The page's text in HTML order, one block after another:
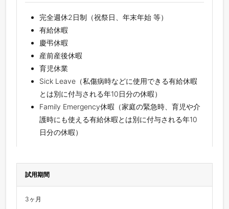
完全週休2日制（祝祭日、年末年始 等）
有給休暇
慶弔休暇
産前産後休暇
育児休業
Sick Leave（私傷病時などに使用できる有給休暇
とは別に付与される年10日分の休暇）
Family Emergency休暇（家庭の緊急時、育児や介
護時にも使える有給休暇とは別に付与される年10
日分の休暇）
試用期間
3ヶ月